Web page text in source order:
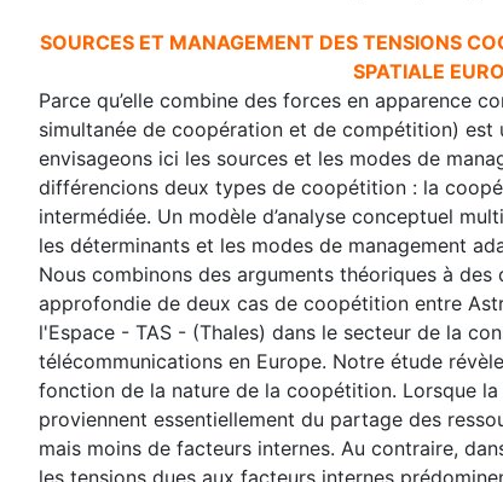
SOURCES ET MANAGEMENT DES TENSIONS
SPATIALE
Parce qu’elle combine des forces en apparence
simultanée de coopération et de compétition) est
envisageons ici les sources et les modes de
différencions deux types de coopétition : la
intermédiée. Un modèle d’analyse conceptuel
les déterminants et les modes de management
Nous combinons des arguments théoriques à des
approfondie de deux cas de coopétition entre
l'Espace - TAS - (Thales) dans le secteur de la
télécommunications en Europe. Notre étude
fonction de la nature de la coopétition. Lorsque
proviennent essentiellement du partage des
mais moins de facteurs internes. Au contraire,
les tensions dues aux facteurs internes